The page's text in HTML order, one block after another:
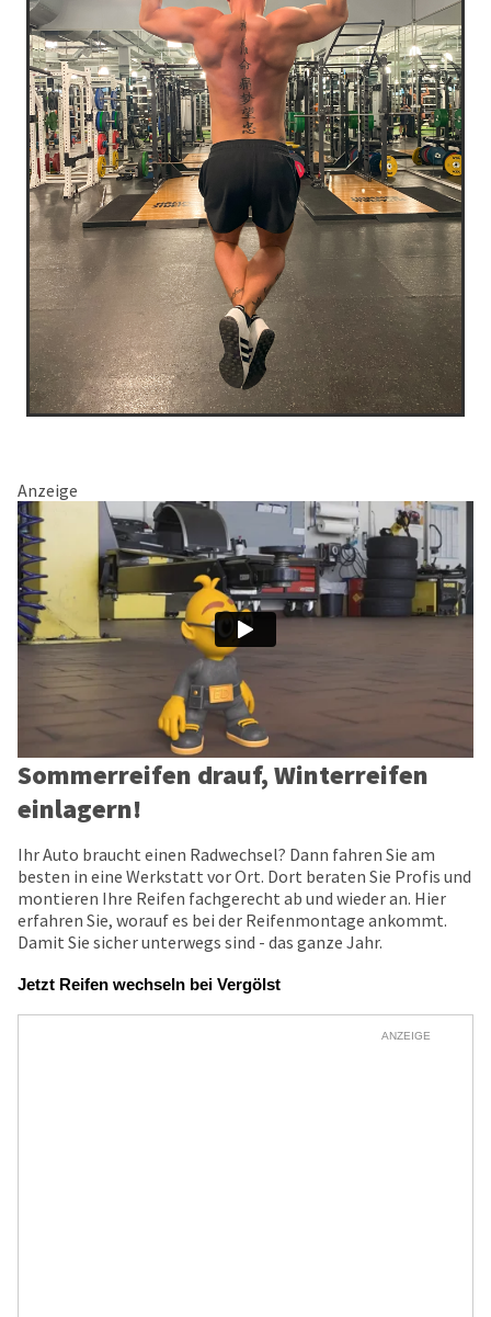
Anzeige
Sommerreifen drauf, Winterreifen
einlagern!
Ihr Auto braucht einen Radwechsel? Dann fahren Sie am
besten in eine Werkstatt vor Ort. Dort beraten Sie Profis und
montieren Ihre Reifen fachgerecht ab und wieder an. Hier
erfahren Sie, worauf es bei der Reifenmontage ankommt.
Damit Sie sicher unterwegs sind - das ganze Jahr.
Jetzt Reifen wechseln bei Vergölst
ANZEIGE